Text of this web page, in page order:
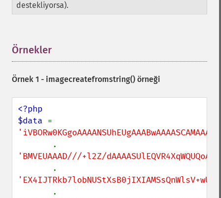
destekliyorsa).
Örnekler
Örnek 1 - imagecreatefromstring() örneği
<?php
$data
'BMVEUAAAD///+l2Z/